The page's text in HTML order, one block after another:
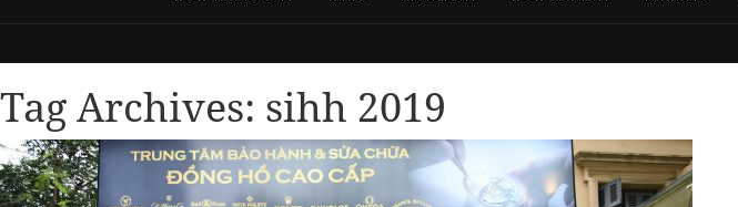
Tag Archives: sihh 2019